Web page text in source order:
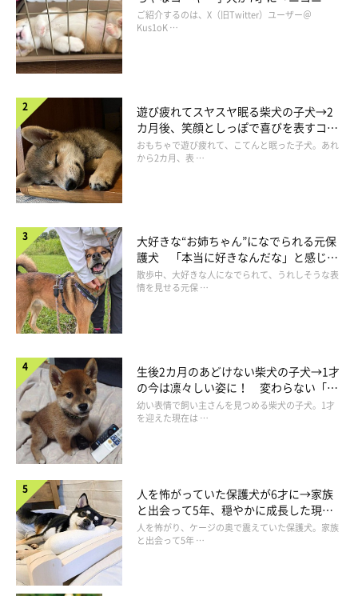
じつは“かまってちゃん“だというりんくん
コ“コーギースマイル”が魅力のコに成
長！
ご紹介するのは、X（旧Twitter）ユーザー＠
Kus1oK …
遊び疲れてスヤスヤ眠る柴犬の子犬→2
カ月後、笑顔としっぽで喜びを表すコに
成長！
おもちゃで遊び疲れて、こてんと眠った子犬。あれ
から2カ月、表 …
大好きな“お姉ちゃん”になでられる元保
護犬 「本当に好きなんだな」と感じる
表情にほっこり
散歩中、大好きな人になでられて、うれしそうな表
情を見せる元保 …
生後2カ月のあどけない柴犬の子犬→1才
の今は凛々しい姿に！ 変わらない「く
りくりおめめ」にもほっこり
幼い表情で飼い主さんを見つめる柴犬の子犬。1才
を迎えた現在は …
人を怖がっていた保護犬が6才に→家族
と出会って5年、穏やかに成長した現在
の姿にグッとくる
人を怖がり、ケージの奥で震えていた保護犬。家族
と出会って5年 …